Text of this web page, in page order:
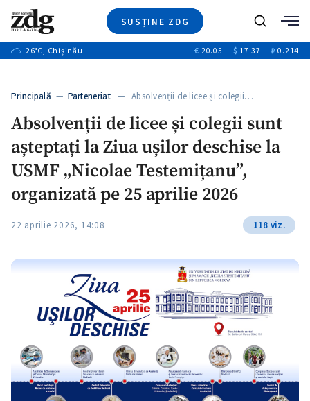
SUSȚINE ZDG
Ştiri
+8
Special
+1
Blog
Caută
26°C, Chișinău € 20.05 $ 17.37 ₽ 0.214
Principală — Parteneriat— Absolvenții de licee și colegii…
Absolvenții de licee și colegii sunt
așteptați la Ziua ușilor deschise la
USMF „Nicolae Testemițanu”,
organizată pe 25 aprilie 2026
22 aprilie 2026, 14:08 118 viz.